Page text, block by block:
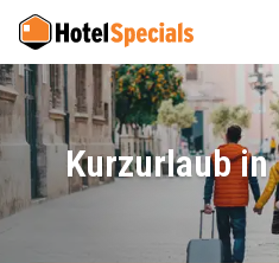
Kurzurlaub